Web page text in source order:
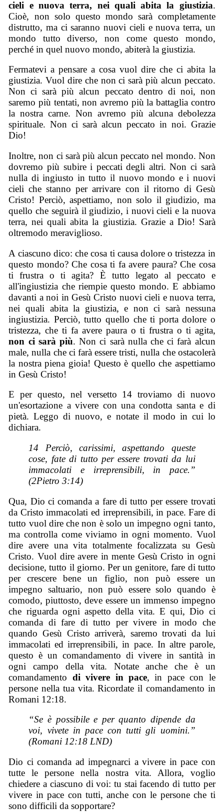
cieli e nuova terra, nei quali abita la giustizia.
Cioè, non solo questo mondo sarà completamente
distrutto, ma ci saranno nuovi cieli e nuova terra, un
mondo tutto diverso, non come questo mondo,
perché in quel nuovo mondo, abiterà la giustizia.
Fermatevi a pensare a cosa vuol dire che ci abita la
giustizia. Vuol dire che non ci sarà più alcun peccato.
Non ci sarà più alcun peccato dentro di noi, non
saremo più tentati, non avremo più la battaglia contro
la nostra carne. Non avremo più alcuna debolezza
spirituale. Non ci sarà alcun peccato in noi. Grazie
Dio!
Inoltre, non ci sarà più alcun peccato nel mondo. Non
dovremo più subire i peccati degli altri. Non ci sarà
nulla di ingiusto in tutto il nuovo mondo e i nuovi
cieli che stanno per arrivare con il ritorno di Gesù
Cristo! Perciò, aspettiamo, non solo il giudizio, ma
quello che seguirà il giudizio, i nuovi cieli e la nuova
terra, nei quali abita la giustizia. Grazie a Dio! Sarà
oltremodo meraviglioso.
A ciascuno dico: che cosa ti causa dolore o tristezza in
questo mondo? Che cosa ti fa avere paura? Che cosa
ti frustra o ti agita? È tutto legato al peccato e
all'ingiustizia che riempie questo mondo. E abbiamo
davanti a noi in Gesù Cristo nuovi cieli e nuova terra,
nei quali abita la giustizia, e non ci sarà nessuna
ingiustizia. Perciò, tutto quello che ti porta dolore o
tristezza, che ti fa avere paura o ti frustra o ti agita,
non ci sarà più. Non ci sarà nulla che ci farà alcun
male, nulla che ci farà essere tristi, nulla che ostacolerà
la nostra piena gioia! Questo è quello che aspettiamo
in Gesù Cristo!
E per questo, nel versetto 14 troviamo di nuovo
un'esortazione a vivere con una condotta santa e di
pietà. Leggo di nuovo, e notate il modo in cui lo
dichiara.
14 Perciò, carissimi, aspettando queste
cose, fate di tutto per essere trovati da lui
immacolati e irreprensibili, in pace.”
(2Pietro 3:14)
Qua, Dio ci comanda a fare di tutto per essere trovati
da Cristo immacolati ed irreprensibili, in pace. Fare di
tutto vuol dire che non è solo un impegno ogni tanto,
ma controlla come viviamo in ogni momento. Vuol
dire avere una vita totalmente focalizzata su Gesù
Cristo. Vuol dire avere in mente Gesù Cristo in ogni
decisione, tutto il giorno. Per un genitore, fare di tutto
per crescere bene un figlio, non può essere un
impegno saltuario, non può essere solo quando è
comodo, piuttosto, deve essere un immenso impegno
che riguarda ogni aspetto della vita. E qui, Dio ci
comanda di fare di tutto per vivere in modo che
quando Gesù Cristo arriverà, saremo trovati da lui
immacolati ed irreprensibili, in pace. In altre parole,
questo è un comandamento di vivere in santità in
ogni campo della vita. Notate anche che è un
comandamento di vivere in pace, in pace con le
persone nella tua vita. Ricordate il comandamento in
Romani 12:18.
“Se è possibile e per quanto dipende da
voi, vivete in pace con tutti gli uomini.”
(Romani 12:18 LND)
Dio ci comanda ad impegnarci a vivere in pace con
tutte le persone nella nostra vita. Allora, voglio
chiedere a ciascuno di voi: tu stai facendo di tutto per
vivere in pace con tutti, anche con le persone che ti
sono difficili da sopportare?